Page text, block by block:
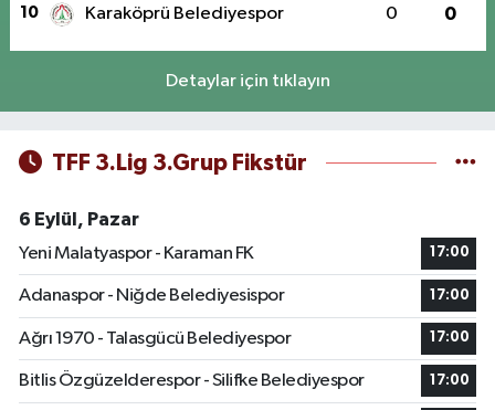
10 Karaköprü Belediyespor 0 0
Detaylar için tıklayın
TFF 3.Lig 3.Grup Fikstür
6 Eylül, Pazar
Yeni Malatyaspor - Karaman FK
17:00
Adanaspor - Niğde Belediyesispor 17:00
Ağrı 1970 - Talasgücü Belediyespor 17:00
Bitlis Özgüzelderespor - Silifke Belediyespor 17:00